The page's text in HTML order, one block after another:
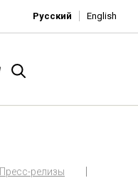
Русский English
Пресс-релизы